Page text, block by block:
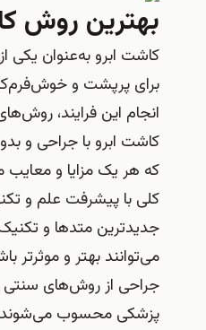
روش کاشت
ابرو به‌عنوان یکی از
پرپشت و خوش‌فرم‌کردن
این فرایند، روش‌های مختلفی
ابرو با جراحی و بدون
یک مزایا و معایب متعددی
با پیشرفت علم و تکنولوژی،
متدها و تکنیک‌های
بهتر و موثرتر باشند.
از روش‌های سنتی و
محسوب می‌شوند که با درد،